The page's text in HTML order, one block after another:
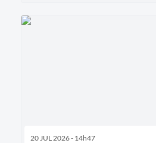
20 JUL 2026 - 14h47